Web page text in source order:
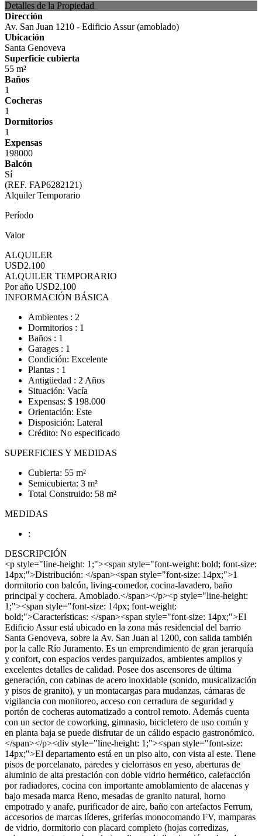
Detalles de la Propiedad
Dirección
Av. San Juan 1210 - Edificio Assur (amoblado)
Ubicación
Santa Genoveva
Superficie cubierta
55 m²
Baños
1
Cocheras
1
Dormitorios
1
Expensas
198000
Balcón
Sí
(REF. FAP6282121)
Alquiler Temporario
Período
Valor
ALQUILER
USD2.100
ALQUILER TEMPORARIO
Por año USD2.100
INFORMACIÓN BÁSICA
Ambientes : 2
Dormitorios : 1
Baños : 1
Garages : 1
Condición: Excelente
Plantas : 1
Antigüedad : 2 Años
Situación: Vacía
Expensas: $ 198.000
Orientación: Este
Disposición: Lateral
Crédito: No especificado
SUPERFICIES Y MEDIDAS
Cubierta: 55 m²
Semicubierta: 3 m²
Total Construido: 58 m²
MEDIDAS
:
DESCRIPCIÓN
<p style="line-height: 1;"><span style="font-weight: bold; font-size:
14px;">Distribución: </span><span style="font-size: 14px;">1
dormitorio con balcón, living-comedor, cocina-lavadero, baño
principal y cochera. Amoblado.</span></p><p style="line-height:
1;"><span style="font-size: 14px; font-weight:
bold;">Características: </span><span style="font-size: 14px;">El
Edificio Assur está ubicado en la zona más residencial del barrio
Santa Genoveva, sobre la Av. San Juan al 1200, con salida también
por la calle Río Juramento. Es un emprendimiento de gran jerarquía
y confort, con espacios verdes parquizados, ambientes amplios y
excelentes detalles de calidad. Posee dos ascensores de última
generación, con cabinas de acero inoxidable (sonido, musicalización
y pisos de granito), y un montacargas para mudanzas, cámaras de
vigilancia con monitoreo, acceso con cerradura de seguridad y
portón de cocheras automatizado a control remoto. Además cuenta
con un sector de coworking, gimnasio, bicicletero de uso común y
en planta baja se puede disfrutar de un cálido espacio gastronómico.
</span></p><div style="line-height: 1;"><span style="font-size:
14px;">El departamento está en un piso alto, con vista al este. Tiene
pisos de porcelanato, paredes y cielorrasos en yeso, aberturas de
aluminio de alta prestación con doble vidrio hermético, calefacción
por radiadores, cocina con importante amoblamiento de alacenas y
bajo mesada marca Reno, mesadas de granito natural, horno
empotrado y anafe, purificador de aire, baño con artefactos Ferrum,
accesorios de marcas líderes, griferías monocomando FV, mamparas
de vidrio, dormitorio con placard completo (hojas corredizas,